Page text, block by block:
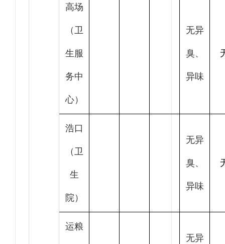
高场
（卫
生服
务中
心）
无异
臭、
异味
浩口
（卫
生
院）
无异
臭、
异味
运粮
无异